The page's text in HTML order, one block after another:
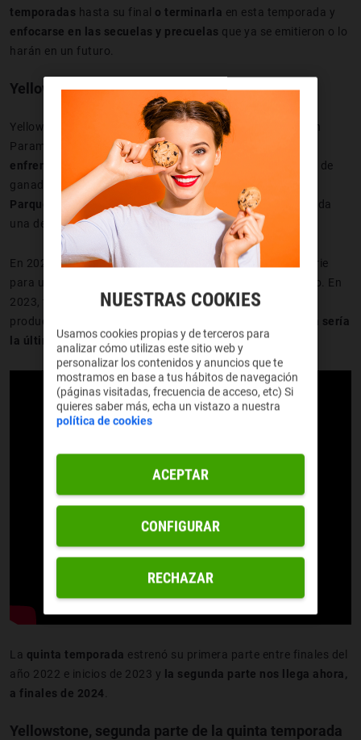
temporadas hasta su final o terminarla en esta temporada y
enfocarse en las secuelas y precuelas que ya se emitieron o lo
harán en un futuro.
Yellowstone, la historia de la serie
Yellowstone es una serie dramáticaestrenada en
en
Paramount Network querelata los conflictos y
enfrentamientosa lo largo delas fronteras de un rancho
de
ganado, unareserva india
, desarrolladores de tierras y el
Parque nacional Yellowstone. Es ampliamente considerada
una de lasmejores series
En 2022 Paramount Network anunció que renovaba la serie
para una quinta temporada que se estrenó ese mismo año. En
2023, tras
la salida de Kevin Costner(protagonista y
productor ejecutivo), se anunció que
la quinta temporada sería
la últimay le seguiría unaserie secuela.
La quinta temporada estrenó su primera parte entre finales del
año 2022 e inicios de 2023 y
la segunda parte nos llega ahora,
a finales de 2024
Yellowstone, segunda parte de la quinta temporada
NUESTRAS COOKIES
Usamos cookies propias y de terceros para
analizar cómo utilizas este sitio web y
personalizar los contenidos y anuncios que te
mostramos en base a tus hábitos de navegación
(páginas visitadas, frecuencia de acceso, etc) Si
quieres saber más, echa un vistazo a nuestra
política de cookies
RECHAZAR
ACEPTAR
CONFIGURAR